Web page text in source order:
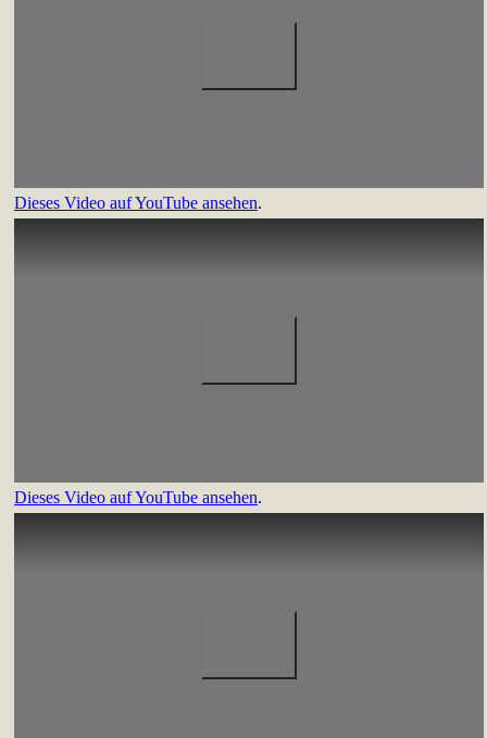
Dieses Video auf YouTube ansehen.
Dieses Video auf YouTube ansehen.